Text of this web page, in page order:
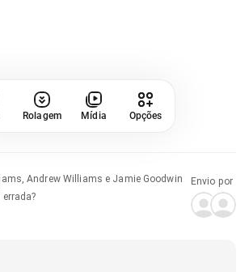
Rolagem Mídia Opções
Andrew Williams e Jamie Goodwin
Envio por